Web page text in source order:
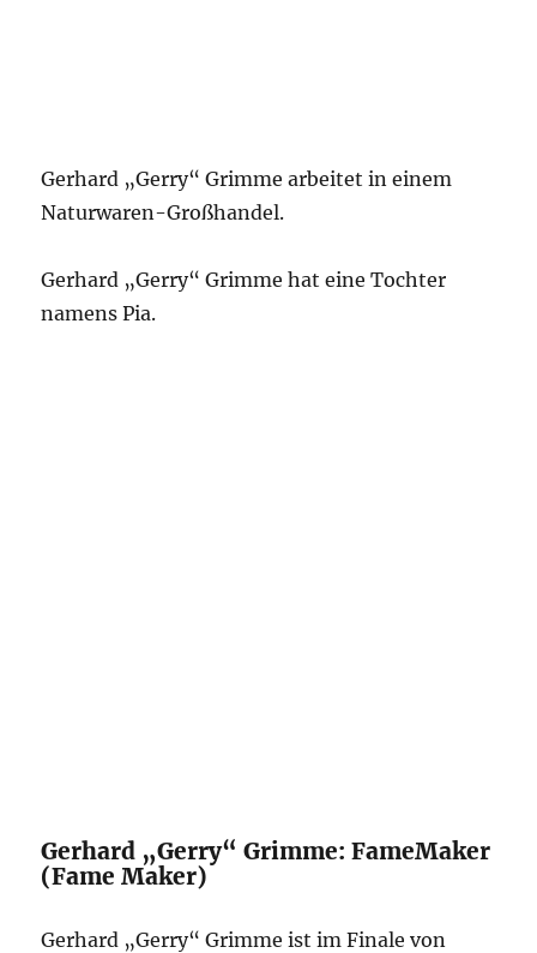
Gerhard „Gerry“ Grimme arbeitet in einem
Naturwaren-Großhandel.
Gerhard „Gerry“ Grimme hat eine Tochter
namens Pia.
Gerhard „Gerry“ Grimme: FameMaker
(Fame Maker)
Gerhard „Gerry“ Grimme ist im Finale von